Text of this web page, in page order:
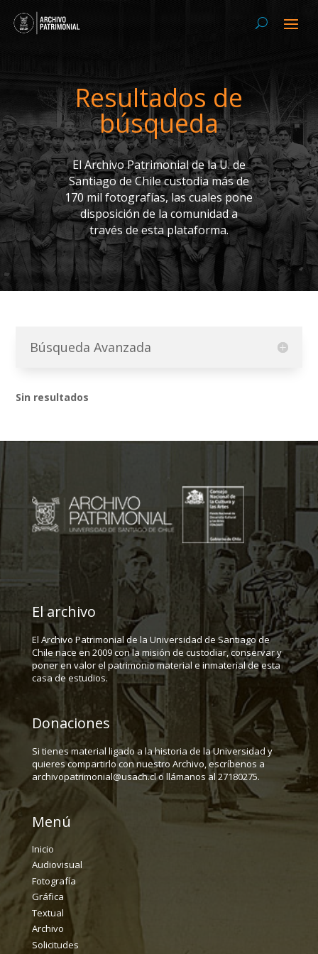
Resultados de
búsqueda
El Archivo Patrimonial de la U. de
Santiago de Chile custodia más de
170 mil fotografías, las cuales pone
disposición de la comunidad a
través de esta plataforma.
Búsqueda Avanzada
Sin resultados
El archivo
El Archivo Patrimonial de la Universidad de Santiago de
Chile nace en 2009 con la misión de custodiar, conservar y
poner en valor el patrimonio material e inmaterial de esta
casa de estudios.
Donaciones
Si tienes material ligado a la historia de la Universidad y
quieres compartirlo con nuestro Archivo, escríbenos a
archivopatrimonial@usach.cl o llámanos al 27180275.
Menú
Inicio
Audiovisual
Fotografía
Gráfica
Textual
Archivo
Solicitudes